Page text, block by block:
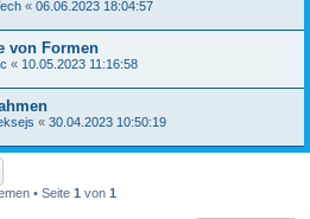
« 06.06.2023 18:04:57
von Formen
« 10.05.2023 11:16:58
« 30.04.2023 10:50:19
• Seite 1 von 1